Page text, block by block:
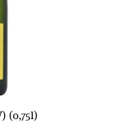
(0,75l)